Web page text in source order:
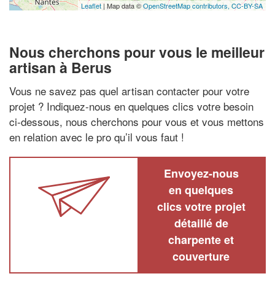
Leaflet| Map data ©OpenStreetMap contributors, CC-BY-SA
Nous cherchons pour vous le meilleur
artisan à Berus
Vous ne savez pas quel artisan contacter pour votre
projet ? Indiquez-nous en quelques clics votre besoin
ci-dessous, nous cherchons pour vous et vous mettons
en relation avec le pro qu’il vous faut !
Envoyez-nous
en quelques
clics votre projet
détaillé de
charpente et
couverture